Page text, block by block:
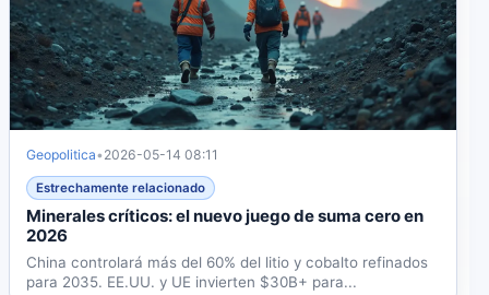
Geopolitica• 2026-05-14 08:11
Estrechamente relacionado
Minerales críticos: el nuevo juego de suma cero en
2026
China controlará más del 60% del litio y cobalto refinados
para 2035. EE.UU. y UE invierten $30B+ para...